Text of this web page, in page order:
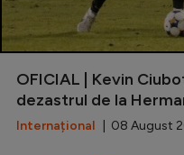
OFICIAL | Kevin
dezastrul de la
Internațional | 08 August